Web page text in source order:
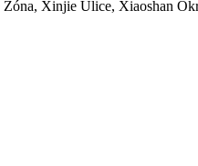
Xinjie Ulice, Xiaoshan